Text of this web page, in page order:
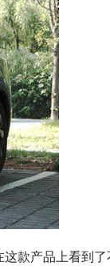
款产品上看到了